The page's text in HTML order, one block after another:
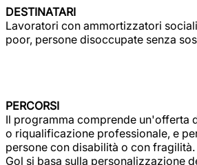
DESTINATARI
Lavoratori con ammortizzatori
poor, persone disoccupate senza
PERCORSI
Il programma comprende un'offerta
o riqualificazione professionale, e
persone con disabilità o con fragilità.
Gol si basa sulla personalizzazione